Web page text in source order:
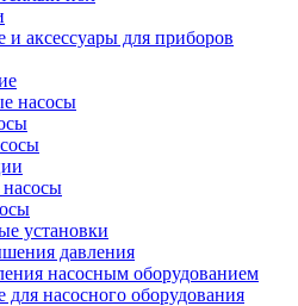
аксессуары для приборов
насосы
установки
давления
насосным оборудованием
насосного оборудования